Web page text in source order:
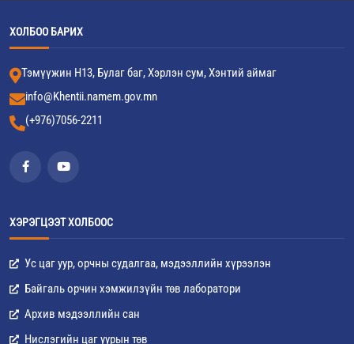
ХОЛБОО БАРИХ
Тэмүүжин Н13, Булаг баг, Хэрлэн сум, Хэнтий аймаг
info@Khentii.namem.gov.mn
(+976)7056-2211
ХЭРЭГЦЭЭТ ХОЛБООС
Ус цаг уур, орчны судалгаа, мэдээллийн хүрээлэн
Байгаль орчин хэмжилзүйн төв лаборатори
Архив мэдээллийн сан
Нислэгийн цаг уурын төв